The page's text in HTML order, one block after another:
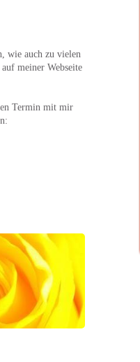
wie auch zu vielen
meiner Webseite
Termin mit mir